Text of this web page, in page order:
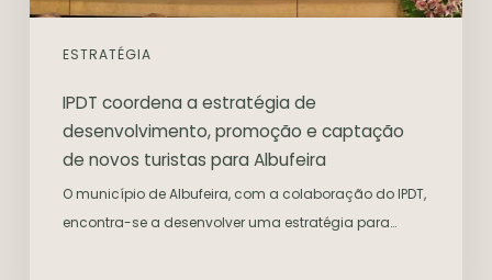
ESTRATÉGIA
IPDT coordena a estratégia de
desenvolvimento, promoção e captação
de novos turistas para Albufeira
O município de Albufeira, com a colaboração do IPDT,
encontra-se a desenvolver uma estratégia para…